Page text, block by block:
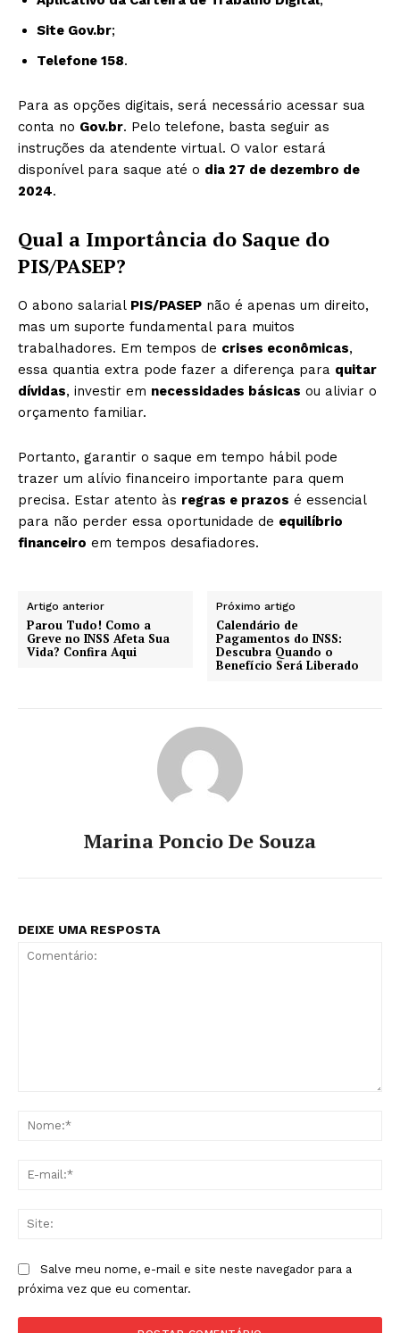
Site Gov.br;
Telefone 158.
Para as opções digitais, será necessário acessar sua
conta no Gov.br. Pelo telefone, basta seguir as
instruções da atendente virtual. O valor estará
disponível para saque até o dia 27 de dezembro de
2024.
Qual a Importância do Saque do
PIS/PASEP?
O abono salarial PIS/PASEP não é apenas um direito,
mas um suporte fundamental para muitos
trabalhadores. Em tempos de crises econômicas,
essa quantia extra pode fazer a diferença para quitar
dívidas, investir em necessidades básicas ou aliviar o
orçamento familiar.
Portanto, garantir o saque em tempo hábil pode
trazer um alívio financeiro importante para quem
precisa. Estar atento às regras e prazos é essencial
para não perder essa oportunidade de equilíbrio
financeiro em tempos desafiadores.
Artigo anterior
Parou Tudo! Como a
Greve no INSS Afeta Sua
Vida? Confira Aqui
Próximo artigo
Calendário de
Pagamentos do INSS:
Descubra Quando o
Benefício Será Liberado
Marina Poncio De Souza
DEIXE UMA RESPOSTA
Salve meu nome, e-mail e site neste navegador para a
próxima vez que eu comentar.